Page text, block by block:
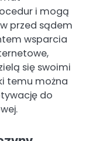
i mogą
przed sądem
wsparcia
się swoimi
temu można
do